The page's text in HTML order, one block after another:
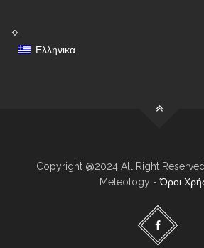
Ελληνικα
Copyright @2024 All Right
Meteology -Όροι